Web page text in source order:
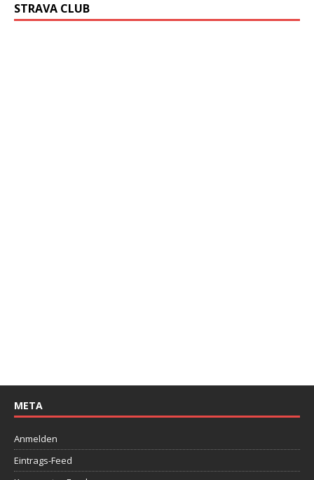
STRAVA CLUB
META
Anmelden
Eintrags-Feed